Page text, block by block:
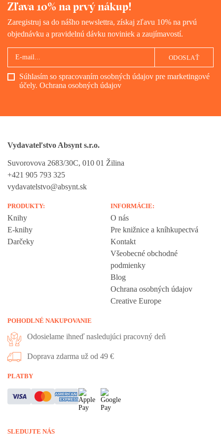
Zľava 10% na prvý nákup!
Zaregistruj sa do nášho newslettra, získaj zľavu 10% na prvú
objednávku a pravidelnú dávku noviniek a zaujímavostí.
Súhlasím so spracovaním osobných údajov pre marketingové
účely. Ochrana osobných údajov
ODOSLAŤ
Vydavateľstvo Absynt s.r.o.
Suvorovova 2683/30C, 010 01 Žilina
+421 905 793 325
vydavatelstvo@absynt.sk
PRODUKTY:
Knihy
E-knihy
Darčeky
INFORMÁCIE:
O nás
Pre knižnice a kníhkupectvá
Kontakt
Všeobecné obchodné
podmienky
Blog
Ochrana osobných údajov
Creative Europe
POHODLNÉ NAKUPOVANIE
Odosielame ihneď nasledujúci pracovný deň
Doprava zdarma už od 49 €
PLATBY
SLEDUJTE NÁS
Vážime si vaše súkromie
Táto stránka používa cookies, aby vám ponúkla skvelý zážitok z
prehliadania. Všetky dôležité informácie nájdete na stránke Cookies.
všetkých cookies, ktoré sa nachádzajú na tomto webe, môžete to